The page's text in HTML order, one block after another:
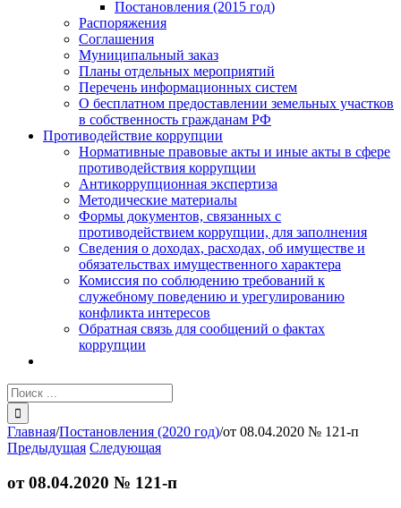
Постановления (2015 год)
Распоряжения
Соглашения
Муниципальный заказ
Планы отдельных мероприятий
Перечень информационных систем
О бесплатном предоставлении земельных участков
в собственность гражданам РФ
Противодействие коррупции
Нормативные правовые акты и иные акты в сфере
противодействия коррупции
Антикоррупционная экспертиза
Методические материалы
Формы документов, связанных с
противодействием коррупции, для заполнения
Сведения о доходах, расходах, об имуществе и
обязательствах имущественного характера
Комиссия по соблюдению требований к
служебному поведению и урегулированию
конфликта интересов
Обратная связь для сообщений о фактах
коррупции
Результат
поиска:
Главная/Постановления (2020 год)/от 08.04.2020 № 121-п
Предыдущая Следующая
от 08.04.2020 № 121-п